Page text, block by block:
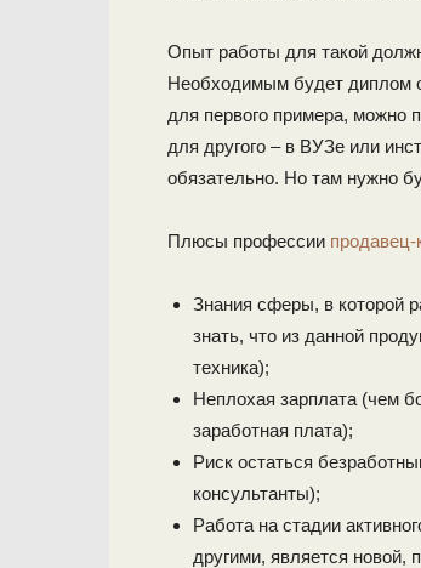
Опыт работы для такой
Необходимым будет диплом
для первого примера, можно
для другого – в ВУЗе или
обязательно. Но там нужно
Плюсы профессии продавец-
Знания сферы, в которой
знать, что из данной
техника);
Неплохая зарплата (чем
заработная плата);
Риск остаться
консультанты);
Работа на стадии
другими, является новой,